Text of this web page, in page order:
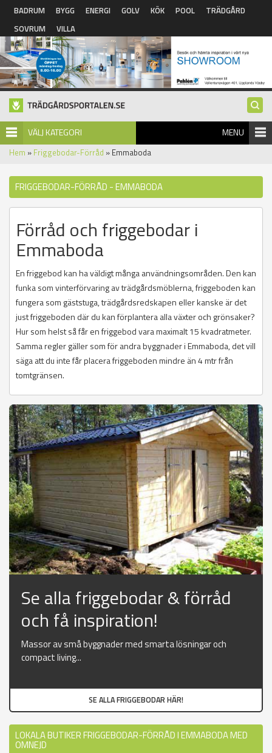
Hoppa till huvudinnehåll
BADRUM BYGG ENERGI GOLV KÖK POOL
TRÄDGÅRD
SOVRUM
VILLA
VÄLJ KATEGORI MENU
Hem » Friggebodar-Förråd » Emmaboda
FRIGGEBODAR-FÖRRÅD - EMMABODA
Förråd och friggebodar i
Emmaboda
En friggebod kan ha väldigt många användningsområden. Den kan
funka som vinterförvaring av trädgårdsmöblerna, friggeboden kan
fungera som gäststuga, trädgårdsredskapen eller kanske är det
just friggeboden där du kan förplantera alla växter och grönsaker?
Hur som helst så får en friggebod vara maximalt 15 kvadratmeter.
Samma regler gäller som för andra byggnader i Emmaboda, det vill
säga att du inte får placera friggeboden mindre än 4 mtr från
tomtgränsen.
Se alla friggebodar & förråd
och få inspiration!
Massor av små byggnader med smarta lösningar och
compact living...
SE ALLA FRIGGEBODAR HÄR!
LOKALA BUTIKER FRIGGEBODAR-FÖRRÅD I EMMABODA MED
OMNEJD